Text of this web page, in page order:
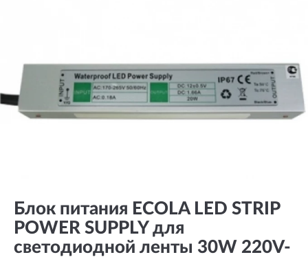
Блок питания ECOLA LED STRIP
POWER SUPPLY для
светодиодной ленты 30W 220V-